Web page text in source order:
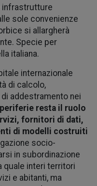
infrastrutture
sole convenienze
si allargherà
Specie per
italiana.
internazionale
di calcolo,
addestramento nei
resta il ruolo
fornitori di dati,
di modelli costruiti
socio-
in subordinazione
quale interi territori
e abitanti, ma